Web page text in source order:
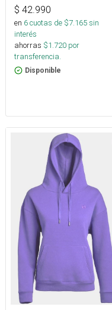
$ 42.990
en 6cuotas de $7.165sin
interés
ahorras $1.720 por
transferencia.
Disponible